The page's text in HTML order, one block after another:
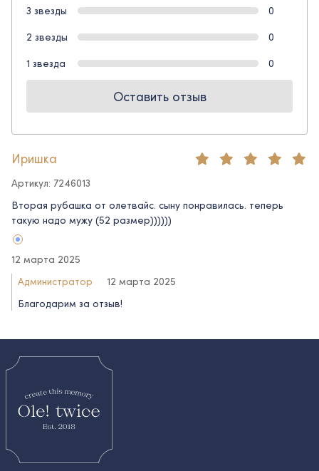
3 звезды
0
2 звезды
0
1 звезда
0
Оставить отзыв
Иришка
Артикул: 7246013
Вторая рубашка от олетвайс. сыну понравилась. теперь
такую надо мужу (52 размер))))))
12 марта 2025
Администратор
12 марта 2025
Благодарим за отзыв!